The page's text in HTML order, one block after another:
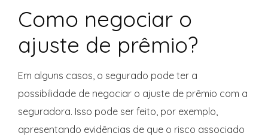
Como negociar o
ajuste de prêmio?
Em alguns casos, o segurado pode ter a
possibilidade de negociar o ajuste de prêmio com a
seguradora. Isso pode ser feito, por exemplo,
apresentando evidências de que o risco associado